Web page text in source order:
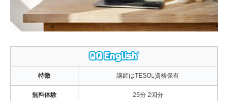
特徴 講師はTESOL資格保有
無料体験
25分 2回分